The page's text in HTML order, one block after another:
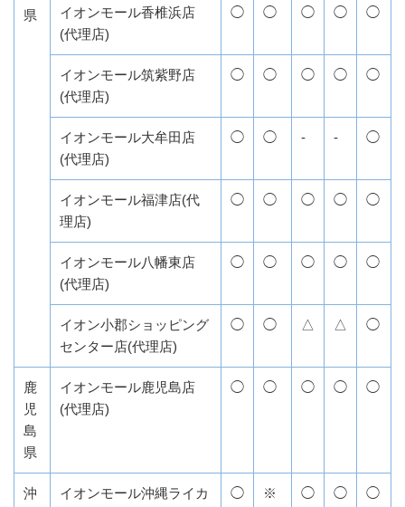
県
イオンモール香椎浜店
(代理店)
◯ ◯ ◯ ◯ ◯
イオンモール筑紫野店
(代理店)
◯ ◯ ◯ ◯ ◯
イオンモール大牟田店
(代理店)
◯ ◯ - - ◯
イオンモール福津店(代
理店)
◯ ◯ ◯ ◯ ◯
イオンモール八幡東店
(代理店)
◯ ◯ ◯ ◯ ◯
イオン小郡ショッピング
センター店(代理店)
◯ ◯ △ △ ◯
鹿
児
島
県
イオンモール鹿児島店
(代理店)
◯ ◯ ◯ ◯ ◯
沖
イオンモール沖縄ライカ
◯ ※ ◯ ◯ ◯